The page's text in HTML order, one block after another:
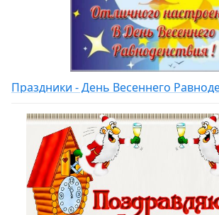
Праздники - День Весеннего